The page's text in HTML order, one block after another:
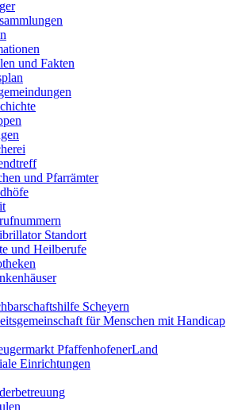
und Fakten
und Pfarrämter
Standort
und Heilberufe
Scheyern
für Menschen mit Handicap
PfaffenhofenerLand
Einrichtungen